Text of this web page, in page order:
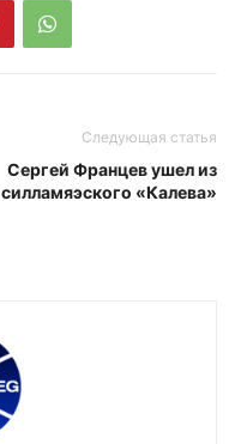
Следующая статья
Сергей Францев ушел из
силламяэского «Калева»